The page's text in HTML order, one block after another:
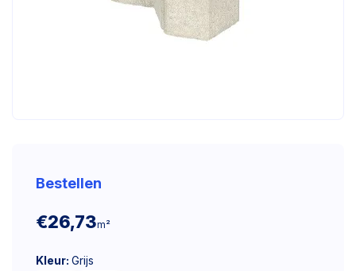
Bestellen
€26,73m²
Kleur: Grijs